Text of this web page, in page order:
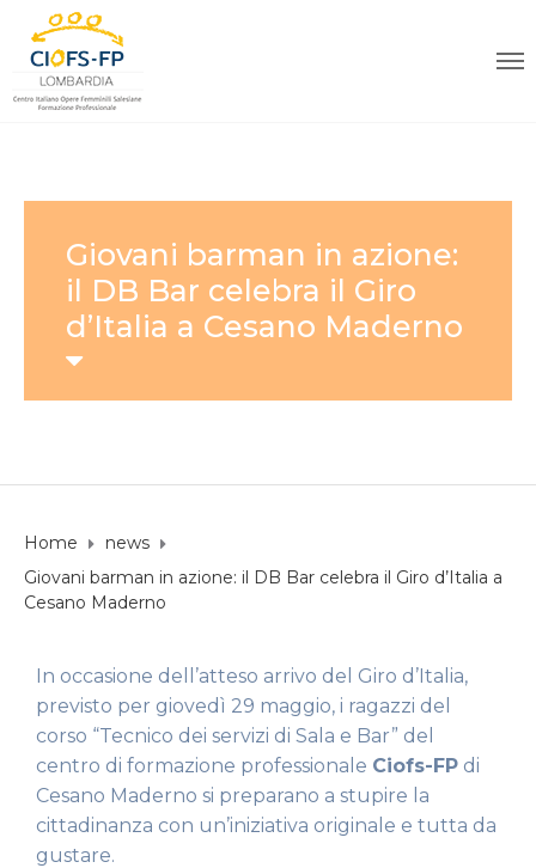
Giovani barman in azione:
il DB Bar celebra il Giro
d’Italia a Cesano Maderno
Home
news
Giovani barman in azione: il DB Bar celebra il Giro d’Italia a
Cesano Maderno
In occasione dell’atteso arrivo del Giro d’Italia,
previsto per giovedì 29 maggio, i ragazzi del
corso “Tecnico dei servizi di Sala e Bar” del
centro di formazione professionale Ciofs-FP di
Cesano Maderno si preparano a stupire la
cittadinanza con un’iniziativa originale e tutta da
gustare.